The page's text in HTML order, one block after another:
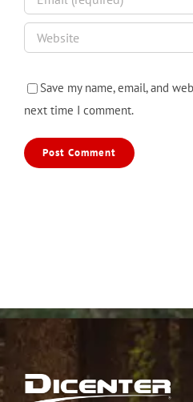
Save my name, email, and
next time I comment.